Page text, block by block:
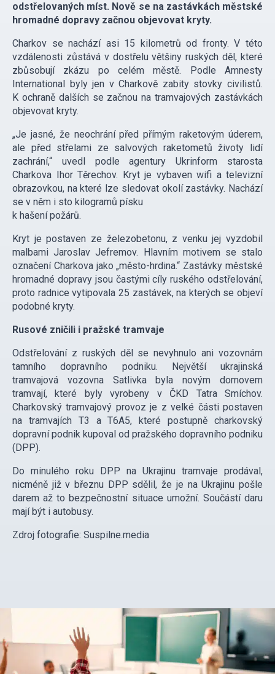
odstřelovaných míst. Nově se na zastávkách městské
hromadné dopravy začnou objevovat kryty.
Charkov se nachází asi 15 kilometrů od fronty. V této
vzdálenosti zůstává v dostřelu většiny ruských děl, které
zbůsobují zkázu po celém městě. Podle Amnesty
International byly jen v Charkově zabity stovky civilistů.
K ochraně dalších se začnou na tramvajových zastávkách
objevovat kryty.
„Je jasné, že neochrání před přímým raketovým úderem,
ale před střelami ze salvových raketometů životy lidí
zachrání,“ uvedl podle agentury Ukrinform starosta
Charkova Ihor Těrechov. Kryt je vybaven wifi a televizní
obrazovkou, na které lze sledovat okolí zastávky. Nachází
se v něm i sto kilogramů písku
k hašení požárů.
Kryt je postaven ze železobetonu, z venku jej vyzdobil
malbami Jaroslav Jefremov. Hlavním motivem se stalo
označení Charkova jako „město-hrdina.“ Zastávky městské
hromadné dopravy jsou častými cíly ruského odstřelování,
proto radnice vytipovala 25 zastávek, na kterých se objeví
podobné kryty.
Rusové zničili i pražské tramvaje
Odstřelování z ruských děl se nevyhnulo ani vozovnám
tamního dopravního podniku. Největší ukrajinská
tramvajová vozovna Satlivka byla novým domovem
tramvají, které byly vyrobeny v ČKD Tatra Smíchov.
Charkovský tramvajový provoz je z velké části postaven
na tramvajích T3 a T6A5, které postupně charkovský
dopravní podnik kupoval od pražského dopravního podniku
(DPP).
Do minulého roku DPP na Ukrajinu tramvaje prodával,
nicméně již v březnu DPP sdělil, že je na Ukrajinu pošle
darem až to bezpečnostní situace umožní. Součástí daru
mají být i autobusy.
Zdroj fotografie: Suspilne.media